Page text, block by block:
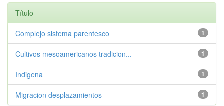
Título
1
Complejo sistema parentesco
1
Cultivos mesoamericanos tradicion...
1
Indigena
1
Migracion desplazamientos